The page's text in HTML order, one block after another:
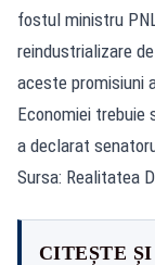
fostul ministru
reindustrializare
aceste promisiuni
Economiei trebuie
a declarat
Sursa: Realitatea
CITEȘTE ȘI